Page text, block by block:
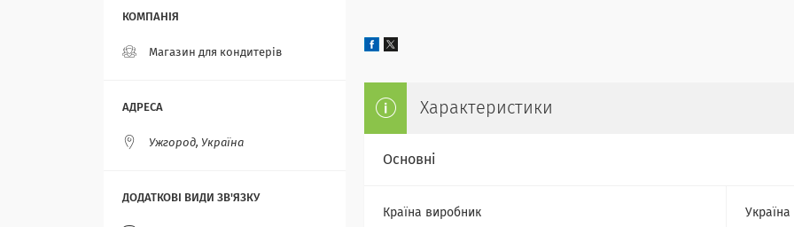
Характеристики
Основні
Країна виробник Україна
Магазин для кондитерів
Ужгород, Україна